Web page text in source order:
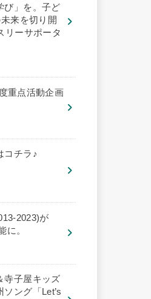
び」を。子ど
来を切り開
リーサポータ
重点活動企画
コチラ♪
2023)が
に。
寺子屋キッズ
ソング「Let’s